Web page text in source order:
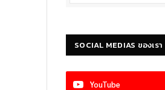
SOCIAL MEDIAS ของเรา
YouTube